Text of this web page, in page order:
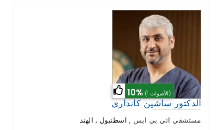
10% (1 الأصوات)
الدكتور ساشين كانداري
مستشفي ائي بي ايس , اسطنبول , الهند